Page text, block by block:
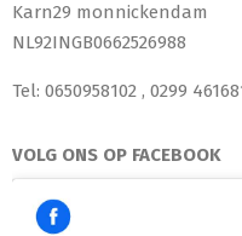
Karn29 monnickendam
NL92INGB0662526988
Tel: 0650958102 , 0299
VOLG ONS OP FACEBOOK